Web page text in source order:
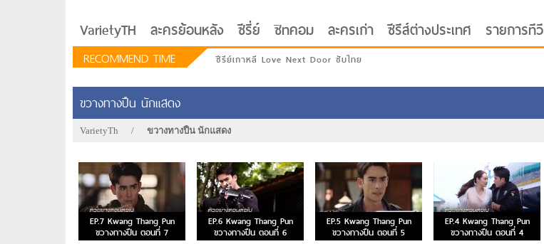
VarietyTH ละครย้อนหลัง ซีรี่ย์ ซิทคอม ละครเก่า ซีรีส์ต่างประเทศ รายการทีวี
RECOMMEND TIME ซีรีย์เกาหลี Love Next Door ซับไทย
ขวางทางปืน นักแสดง
VarietyTh / ขวางทางปืน นักแสดง
EP.7 Kwang Thang Pun
ขวางทางปืน ตอนที่ 7
EP.6 Kwang Thang Pun
ขวางทางปืน ตอนที่ 6
EP.5 Kwang Thang Pun
ขวางทางปืน ตอนที่ 5
EP.4 Kwang Thang Pun
ขวางทางปืน ตอนที่ 4